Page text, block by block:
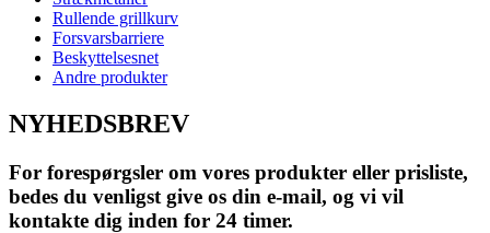
Rullende grillkurv
Forsvarsbarriere
Beskyttelsesnet
Andre produkter
NYHEDSBREV
For forespørgsler om vores produkter eller prisliste,
bedes du venligst give os din e-mail, og vi vil
kontakte dig inden for 24 timer.